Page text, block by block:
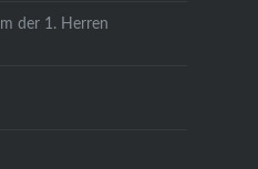
der 1. Herren